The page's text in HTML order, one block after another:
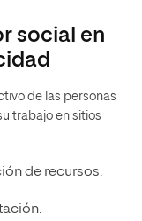
social en
de las personas
trabajo en sitios
de recursos.